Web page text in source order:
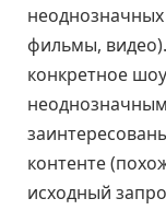
фильмы,
конкретное
контенте
исходный